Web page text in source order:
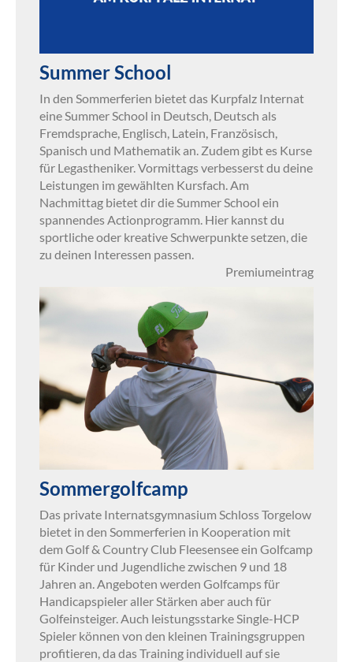
Summer School
In den Sommerferien bietet das Kurpfalz Internat
eine Summer School in Deutsch, Deutsch als
Fremdsprache, Englisch, Latein, Französisch,
Spanisch und Mathematik an. Zudem gibt es Kurse
für Legastheniker. Vormittags verbesserst du deine
Leistungen im gewählten Kursfach. Am
Nachmittag bietet dir die Summer School ein
spannendes Actionprogramm. Hier kannst du
sportliche oder kreative Schwerpunkte setzen, die
zu deinen Interessen passen.
Premiumeintrag
Sommergolfcamp
Das private Internatsgymnasium Schloss Torgelow
bietet in den Sommerferien in Kooperation mit
dem Golf & Country Club Fleesensee ein Golfcamp
für Kinder und Jugendliche zwischen 9 und 18
Jahren an. Angeboten werden Golfcamps für
Handicapspieler aller Stärken aber auch für
Golfeinsteiger. Auch leistungsstarke Single-HCP
Spieler können von den kleinen Trainingsgruppen
profitieren, da das Training individuell auf sie